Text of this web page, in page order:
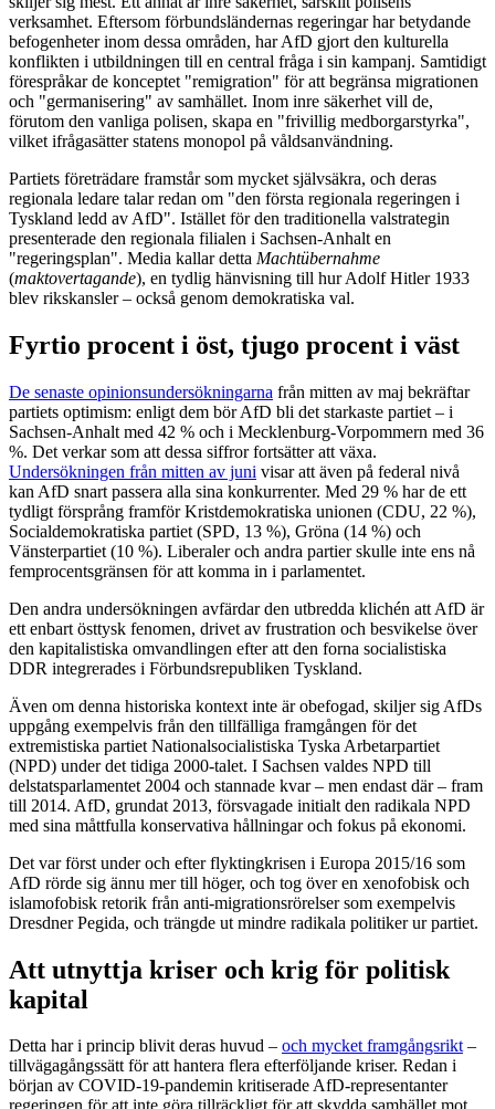
verksamhet. Eftersom förbundsländernas regeringar har betydande
befogenheter inom dessa områden, har AfD gjort den kulturella
konflikten i utbildningen till en central fråga i sin kampanj. Samtidigt
förespråkar de konceptet "remigration" för att begränsa migrationen
och "germanisering" av samhället. Inom inre säkerhet vill de,
förutom den vanliga polisen, skapa en "frivillig medborgarstyrka",
vilket ifrågasätter statens monopol på våldsanvändning.
Partiets företrädare framstår som mycket självsäkra, och deras
regionala ledare talar redan om "den första regionala regeringen i
Tyskland ledd av AfD". Istället för den traditionella valstrategin
presenterade den regionala filialen i Sachsen-Anhalt en
"regeringsplan". Media kallar detta Machtübernahme
(maktovertagande), en tydlig hänvisning till hur Adolf Hitler 1933
blev rikskansler – också genom demokratiska val.
Fyrtio procent i öst, tjugo procent i väst
De senaste opinionsundersökningarna från mitten av maj bekräftar
partiets optimism: enligt dem bör AfD bli det starkaste partiet – i
Sachsen-Anhalt med 42 % och i Mecklenburg-Vorpommern med 36
%. Det verkar som att dessa siffror fortsätter att växa.
Undersökningen från mitten av juni visar att även på federal nivå
kan AfD snart passera alla sina konkurrenter. Med 29 % har de ett
tydligt försprång framför Kristdemokratiska unionen (CDU, 22 %),
Socialdemokratiska partiet (SPD, 13 %), Gröna (14 %) och
Vänsterpartiet (10 %). Liberaler och andra partier skulle inte ens nå
femprocentsgränsen för att komma in i parlamentet.
Den andra undersökningen avfärdar den utbredda klichén att AfD är
ett enbart östtysk fenomen, drivet av frustration och besvikelse över
den kapitalistiska omvandlingen efter att den forna socialistiska
DDR integrerades i Förbundsrepubliken Tyskland.
Även om denna historiska kontext inte är obefogad, skiljer sig AfDs
uppgång exempelvis från den tillfälliga framgången för det
extremistiska partiet Nationalsocialistiska Tyska Arbetarpartiet
(NPD) under det tidiga 2000-talet. I Sachsen valdes NPD till
delstatsparlamentet 2004 och stannade kvar – men endast där – fram
till 2014. AfD, grundat 2013, försvagade initialt den radikala NPD
med sina måttfulla konservativa hållningar och fokus på ekonomi.
Det var först under och efter flyktingkrisen i Europa 2015/16 som
AfD rörde sig ännu mer till höger, och tog över en xenofobisk och
islamofobisk retorik från anti-migrationsrörelser som exempelvis
Dresdner Pegida, och trängde ut mindre radikala politiker ur partiet.
Att utnyttja kriser och krig för politisk
kapital
Detta har i princip blivit deras huvud – och mycket framgångsrikt–
tillvägagångssätt för att hantera flera efterföljande kriser. Redan i
början av COVID-19-pandemin kritiserade AfD-representanter